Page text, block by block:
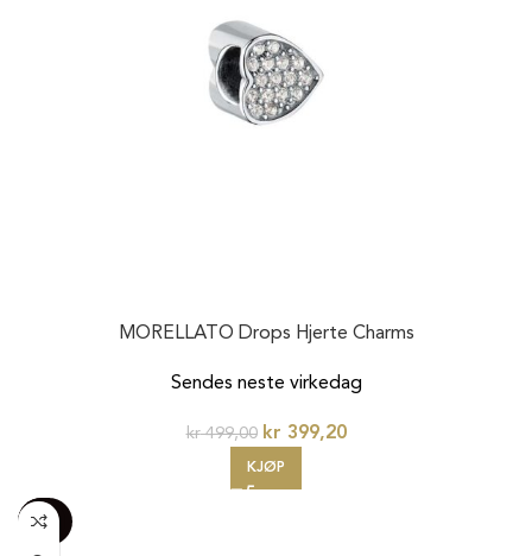
MORELLATO Drops Hjerte Charms
Sendes neste virkedag
kr499,00 kr 399,20
KJØP
-100%
20%